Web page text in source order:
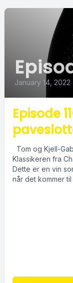
January 14, 2022
Episode
Tom og Kjell-
Klassikeren fra
Dette er en vin
når det kommer